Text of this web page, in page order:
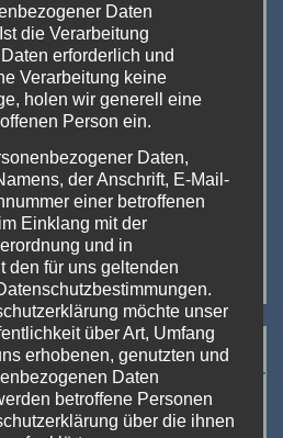
D F S
30 31 1
6 7 8
13 14 15
20 21 22
23
27 28 29
30
3 4
Suchen
Daten
die Verarbeitung
erforderlich und
Verarbeitung keine
holen wir generell eine
Person ein.
Daten,
der Anschrift, E-Mail-
einer betroffenen
Einklang mit der
und in
den für uns geltenden
möchte unser
über Art, Umfang
erhobenen, genutzten und
Daten
betroffene Personen
über die ihnen